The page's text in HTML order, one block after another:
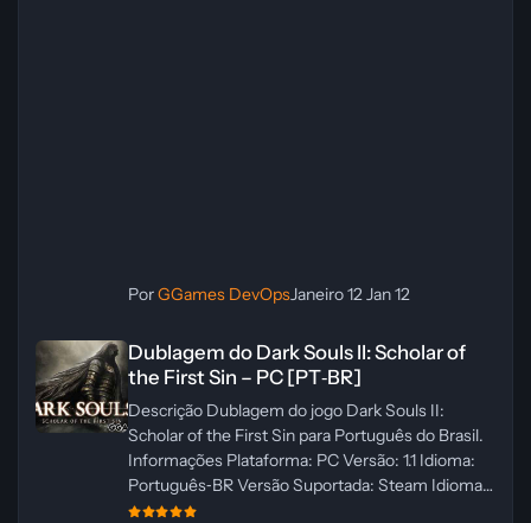
PorGGames DevOpsJaneiro 12Jan 12
Dublagem do Dark Souls II: Scholar of
the First Sin – PC [PT‑BR]
Descrição Dublagem do jogo Dark Souls II:
Scholar of the First Sin para Português do Brasil.
Informações Plataforma: PC Versão: 1.1 Idioma:
Português‑BR Versão Suportada: Steam Idioma
Suportado: Inglês Lançamento: 23/04/2025